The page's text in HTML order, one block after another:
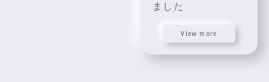
ました
View more